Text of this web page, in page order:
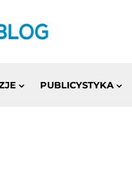
PUBLICYSTYKA